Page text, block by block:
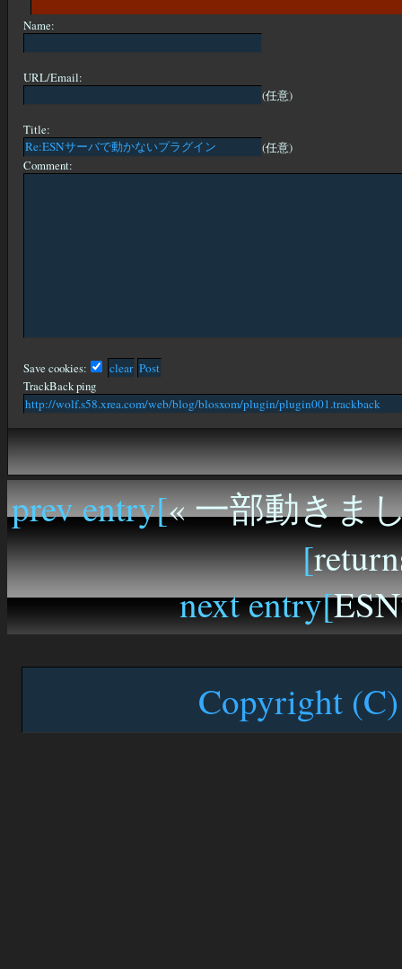
Name:
URL/Email:
(任意)
Title:
(任意)
Comment:
Save cookies:
TrackBack ping
prev entry[« 一部動きま
[
next entry[
Copyright